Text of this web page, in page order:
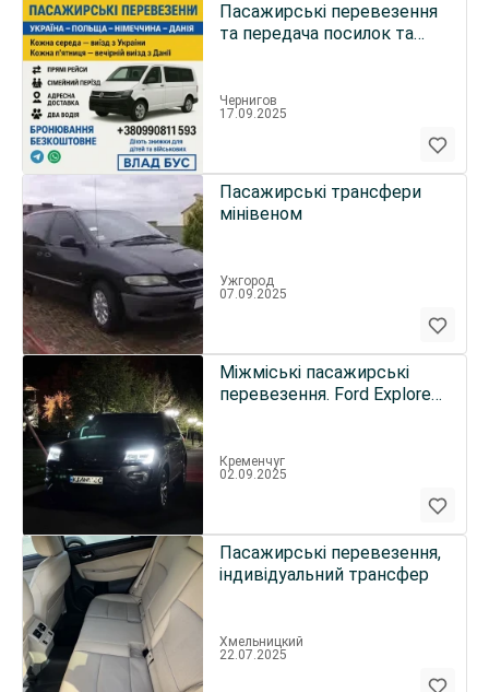
Пасажирські перевезення
та передача посилок та
Чернигов
17.09.2025
Пасажирські трансфери
мінівеном
Ужгород
07.09.2025
Міжміські пасажирські
перевезення. Ford Explorer
Кременчуг
02.09.2025
Пасажирські перевезення,
індивідуальний трансфер
Хмельницкий
22.07.2025